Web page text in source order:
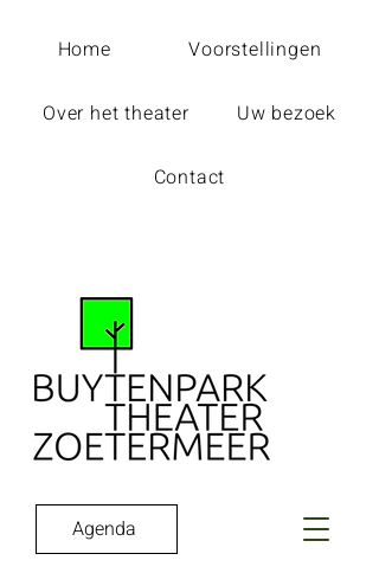
Agenda
Home Voorstellingen
Over het theater Uw bezoek
Contact